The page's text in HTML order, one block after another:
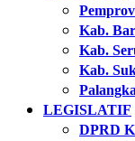
Kab.
Kab.
Kab.
LEGISLATIF
DPRD